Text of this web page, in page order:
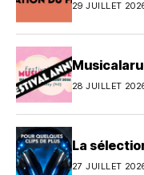
29 JUILLET
28 JUILLET
La
27 JUILLET